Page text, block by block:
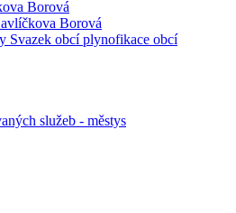
Borová
Borová
Svazek obcí plynofikace obcí
služeb - městys